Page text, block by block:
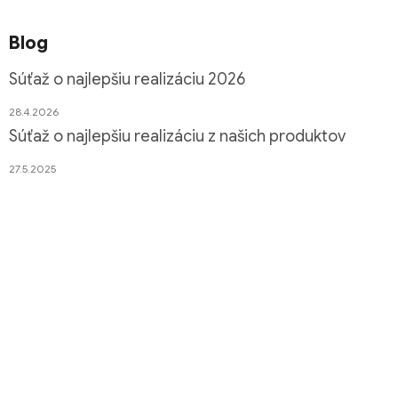
Blog
Súťaž o najlepšiu realizáciu 2026
28.4.2026
Súťaž o najlepšiu realizáciu z našich produktov
27.5.2025